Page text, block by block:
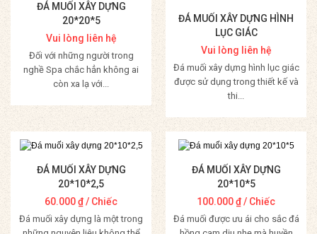
ĐÁ MUỐI XÂY DỰNG
20*20*5
Vui lòng liên hệ
Đối với những người trong
nghề Spa chắc hẳn không ai
còn xa lạ với...
Mua Hàng
ĐÁ MUỐI XÂY DỰNG HÌNH
LỤC GIÁC
Vui lòng liên hệ
Đá muối xây dựng hình lục giác
được sử dụng trong thiết kế và
thi...
Mua Hàng
ĐÁ MUỐI XÂY DỰNG
20*10*2,5
60.000₫/ Chiếc
Đá muối xây dựng là một trong
ĐÁ MUỐI XÂY DỰNG
20*10*5
100.000₫/ Chiếc
Đá muối được ưu ái cho sắc đá